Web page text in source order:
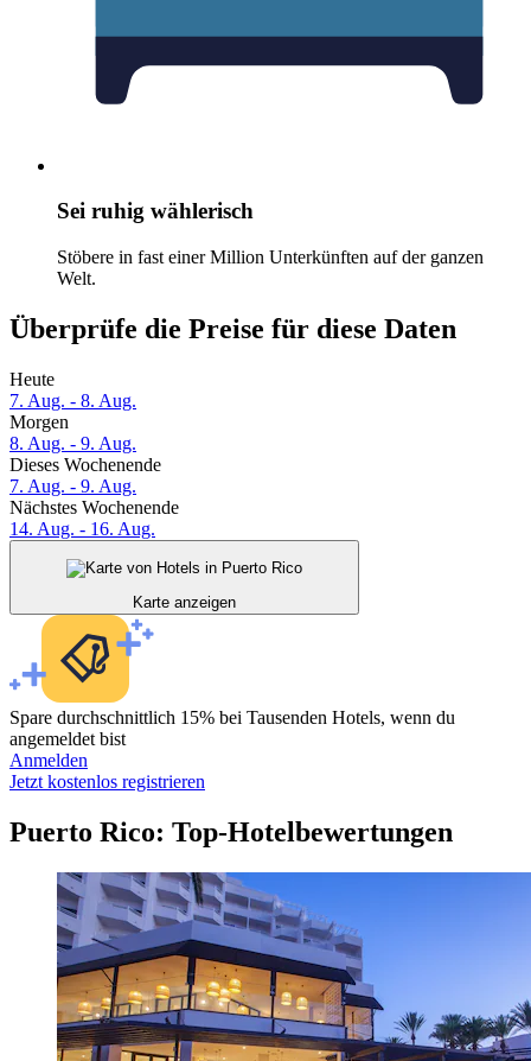
Sei ruhig wählerisch
Stöbere in fast einer Million Unterkünften auf der ganzen
Welt.
Überprüfe die Preise für diese Daten
Heute
7. Aug. - 8. Aug.
Morgen
8. Aug. - 9. Aug.
Dieses Wochenende
7. Aug. - 9. Aug.
Nächstes Wochenende
14. Aug. - 16. Aug.
Karte anzeigen
Spare durchschnittlich 15% bei Tausenden Hotels, wenn du
angemeldet bist
Anmelden
Jetzt kostenlos registrieren
Puerto Rico: Top-Hotelbewertungen